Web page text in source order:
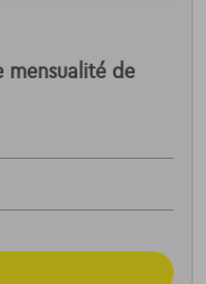
mensualité de